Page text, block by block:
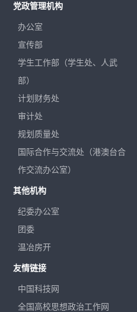
党政管理机构
办公室
宣传部
学生工作部（学生处、人武
部）
计划财务处
审计处
规划质量处
国际合作与交流处（港澳台合
作交流办公室）
其他机构
纪委办公室
团委
温冶房开
友情链接
中国科技网
全国高校思想政治工作网